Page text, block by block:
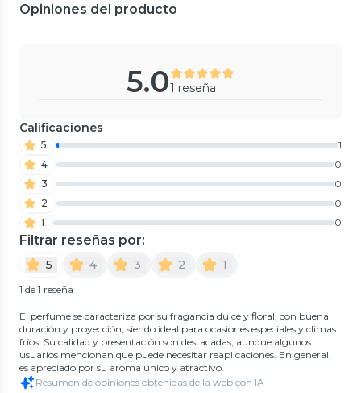
Opiniones del producto
5.01 reseña
Calificaciones
5
1
4
0
3
0
2
0
1
0
Filtrar reseñas por:
5 4 3 2 1
1 de 1 reseña
El perfume se caracteriza por su fragancia dulce y floral, con buena
duración y proyección, siendo ideal para ocasiones especiales y climas
fríos. Su calidad y presentación son destacadas, aunque algunos
usuarios mencionan que puede necesitar reaplicaciones. En general,
es apreciado por su aroma único y atractivo.
Resumen de opiniones obtenidas de la web con IA